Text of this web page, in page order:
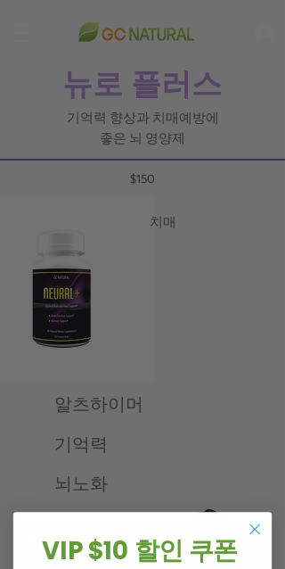
뉴로 플러스
기억력 향상과 치매예방에
좋은 뇌 영양제
$150
치매
알츠하이머
기억력
뇌노화
VIP $10 할인 쿠폰